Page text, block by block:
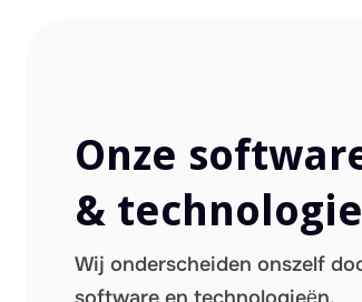
Onze
&
Wij onderscheiden onszelf